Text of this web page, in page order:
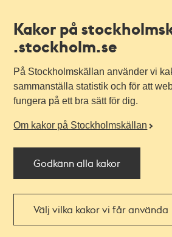
Kakor på
.stockholm.se
På Stockholmskällan använder vi
sammanställa statistik och för att
fungera på ett bra sätt för dig.
Om kakor på Stockholmskällan
Godkänn alla kakor
Välj vilka kakor vi får använda